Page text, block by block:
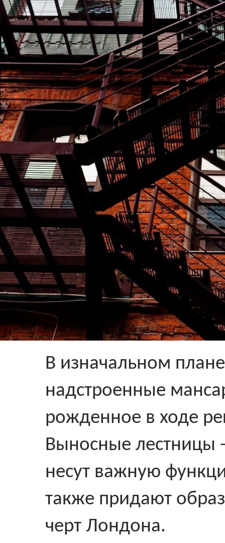
В изначальном
надстроенные
рожденное в ходе
Выносные лестницы
несут важную
также придают
черт Лондона.